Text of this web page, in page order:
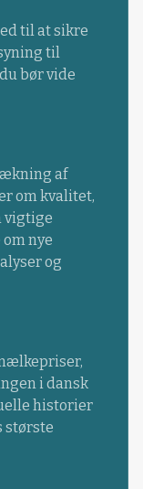
til at sikre
til
bør vide
af
om kvalitet,
vigtige
nye
og
i dansk
historier
største